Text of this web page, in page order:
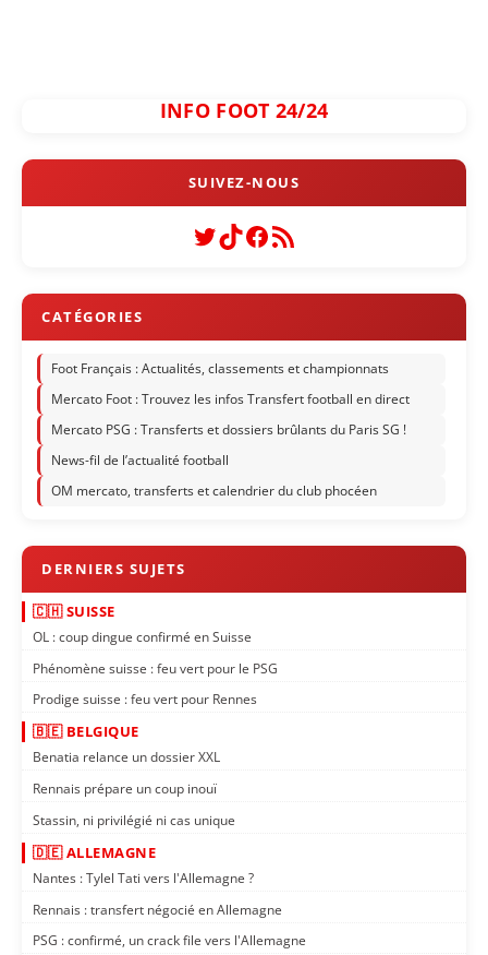
INFO FOOT 24/24
Twitter
TikTok
Facebook
Flux RSS
Foot Français : Actualités, classements et championnats
Mercato Foot : Trouvez les infos Transfert football en direct
Mercato PSG : Transferts et dossiers brûlants du Paris SG !
News-fil de l’actualité football
OM mercato, transferts et calendrier du club phocéen
🇨🇭 SUISSE
OL : coup dingue confirmé en Suisse
Phénomène suisse : feu vert pour le PSG
Prodige suisse : feu vert pour Rennes
🇧🇪 BELGIQUE
Benatia relance un dossier XXL
Rennais prépare un coup inouï
Stassin, ni privilégié ni cas unique
🇩🇪 ALLEMAGNE
Nantes : Tylel Tati vers l'Allemagne ?
Rennais : transfert négocié en Allemagne
PSG : confirmé, un crack file vers l'Allemagne